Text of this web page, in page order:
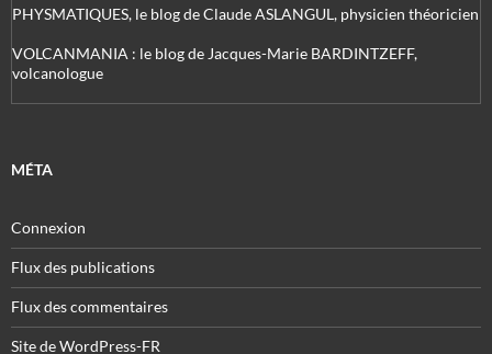
PHYSMATIQUES, le blog de Claude ASLANGUL, physicien théoricien
VOLCANMANIA : le blog de Jacques-Marie BARDINTZEFF,
volcanologue
MÉTA
Connexion
Flux des publications
Flux des commentaires
Site de WordPress-FR